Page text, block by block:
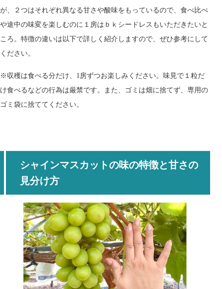
が、２つはそれぞれ異なる甘さや酸味をもっているので、食べ比べ
や途中の味変を楽しむのに１房はｂｋシードレスもいただきたいと
ころ。特徴の違いは以下で詳しく紹介しますので、ぜひ参考にして
ください。
※収穫は食べる分だけ、 1 房ずつお楽しみください。味見で１粒だ
け食べるなどの行為は厳禁です。また、ゴミは畑に捨てず、専用の
ゴミ袋に捨ててください。
シャインマスカットの味の特徴と甘さの
見分け方